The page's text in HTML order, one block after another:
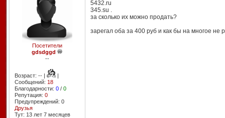
Посетители
gdsdggd
--
Возраст: -- |
|
Сообщений: 18
Благодарности: 0/ 0
Репутация: 0
Предупреждений: 0
Друзья
Тут: 13 лет 7 месяцев
5432.ru
345.su .
за сколько их можно продать?
зарегал оба за 400 руб и как бы на многое не